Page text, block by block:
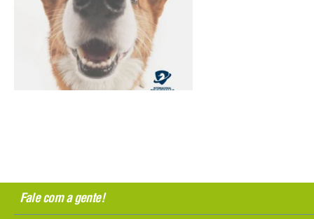
Fale com a gente!